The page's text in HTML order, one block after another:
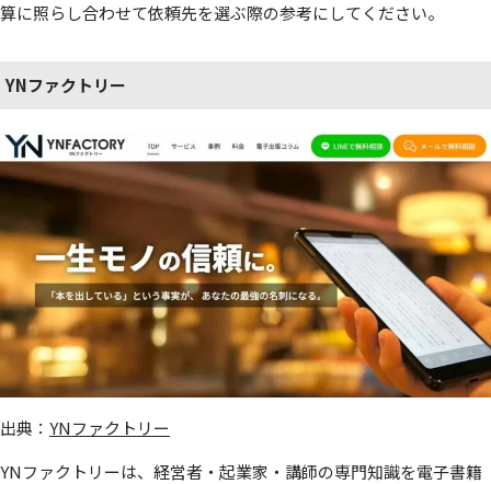
算に照らし合わせて依頼先を選ぶ際の参考にしてください。
YNファクトリー
出典： YNファクトリー
YNファクトリーは、経営者・起業家・講師の専門知識を電子書籍